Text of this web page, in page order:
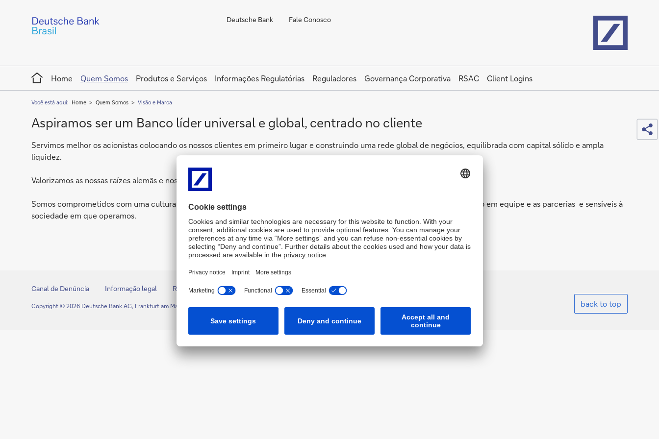
Deutsche Bank Fale Conosco
Home
Home
Quem Somos Produtos e Serviços Informações Regulatórias Reguladores Governança Corporativa RSAC Client Logins
Você está aqui: Home Quem Somos Visão e Marca
Aspiramos ser um Banco líder universal e global, centrado no cliente
Servimos melhor os acionistas colocando os nossos clientes em primeiro lugar e construindo uma rede global de negócios, equilibrada com capital sólido e ampla
liquidez.
Valorizamos as nossas raízes alemãs e nos dedicamos continuamente à nossa presença global.
Somos comprometidos com uma cultura que alinha risco e retorno, atrai e desenvolve indivíduos talentosos, fomenta o trabalho em equipe e as parcerias e sensíveis à
sociedade em que operamos.
Canal de Denúncia Informação legal Recursos Legais Cookies
back to top
Copyright © 2026 Deutsche Bank AG, Frankfurt am Main